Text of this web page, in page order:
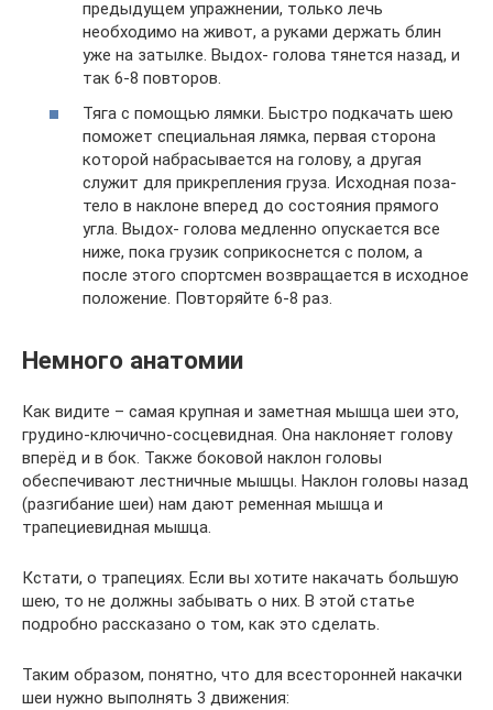
предыдущем упражнении, только лечь
необходимо на живот, а руками держать блин
уже на затылке. Выдох- голова тянется назад, и
так 6-8 повторов.
Тяга с помощью лямки. Быстро подкачать шею
поможет специальная лямка, первая сторона
которой набрасывается на голову, а другая
служит для прикрепления груза. Исходная поза-
тело в наклоне вперед до состояния прямого
угла. Выдох- голова медленно опускается все
ниже, пока грузик соприкоснется с полом, а
после этого спортсмен возвращается в исходное
положение. Повторяйте 6-8 раз.
Немного анатомии
Как видите – самая крупная и заметная мышца шеи это,
грудино-ключично-сосцевидная. Она наклоняет голову
вперёд и в бок. Также боковой наклон головы
обеспечивают лестничные мышцы. Наклон головы назад
(разгибание шеи) нам дают ременная мышца и
трапециевидная мышца.
Кстати, о трапециях. Если вы хотите накачать большую
шею, то не должны забывать о них. В этой статье
подробно рассказано о том, как это сделать.
Таким образом, понятно, что для всесторонней накачки
шеи нужно выполнять 3 движения: